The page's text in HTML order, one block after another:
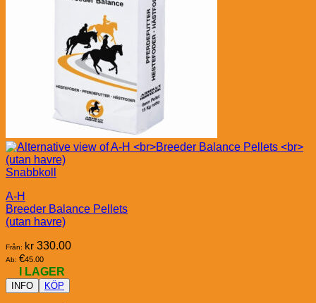
Snabbkoll
A-H
Breeder Balance Pellets
(utan havre)
Från: kr 330.00
Ab: €45.00
I LAGER
INFO KÖP